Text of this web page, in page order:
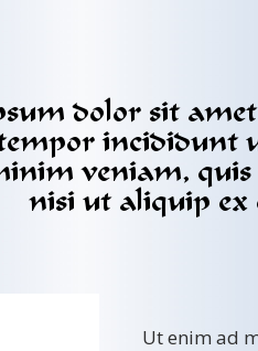
dolor sit
incididunt
veniam,
nisi ut aliquip ex
Ut enim ad